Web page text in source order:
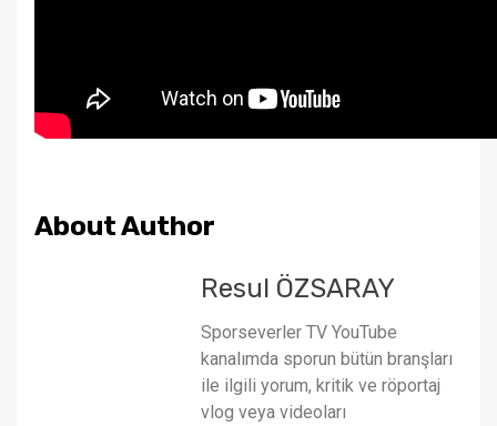
About Author
Resul ÖZSARAY
Sporseverler TV YouTube
kanalımda sporun bütün branşları
ile ilgili yorum, kritik ve röportaj
vlog veya videoları